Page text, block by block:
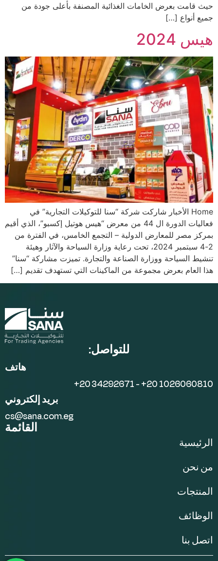
حيث قامت بعرض الخامات الغذائية المصنفة بأعلى جودة من
جميع أنواع […]
هيس 2024
Home الأخبار شاركت شركة “سنا للتوكيلات التجارية” في
فعاليات الدورة ال 44 من معرض “هيس هوتيل إكسبو”، الذي أقيم
بمركز مصر للمعارض الدولية – التجمع الخامس، في الفترة من
2-4 سبتمبر 2024، تحت رعاية وزارة السياحة والآثار وهيئة
تنشيط السياحة ووزارة الصناعة والتجارة. تميزت مشاركة “سنا”
هذا العام بعرض مجموعة من الماكينات التي تستهدف تقديم […]
للتواصل:
هاتف
+20 34292671 - +20 1026060810
بريد إلكتروني
cs@sana.com.eg
القائمة
الرئيسية
من نحن
المنتجات
الوظائف
اتصل بنا